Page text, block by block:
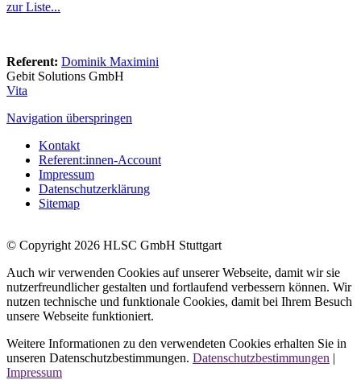
zur Liste...
Referent: Dominik Maximini
Gebit Solutions GmbH
Vita
Navigation überspringen
Kontakt
Referent:innen-Account
Impressum
Datenschutzerklärung
Sitemap
© Copyright 2026 HLSC GmbH Stuttgart
Auch wir verwenden Cookies auf unserer Webseite, damit wir sie
nutzerfreundlicher gestalten und fortlaufend verbessern können. Wir
nutzen technische und funktionale Cookies, damit bei Ihrem Besuch
unsere Webseite funktioniert.
Weitere Informationen zu den verwendeten Cookies erhalten Sie in
unseren Datenschutzbestimmungen. Datenschutzbestimmungen |
Impressum